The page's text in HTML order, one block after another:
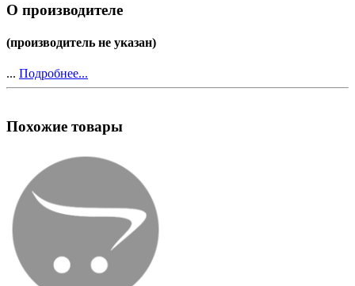
О производителе
(производитель не указан)
... Подробнее...
Похожие товары